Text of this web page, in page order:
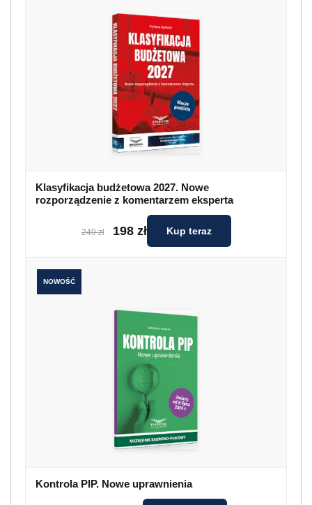
Klasyfikacja budżetowa 2027. Nowe
rozporządzenie z komentarzem eksperta
249 zł 198 zł Kup teraz
NOWOŚĆ
Kontrola PIP. Nowe uprawnienia